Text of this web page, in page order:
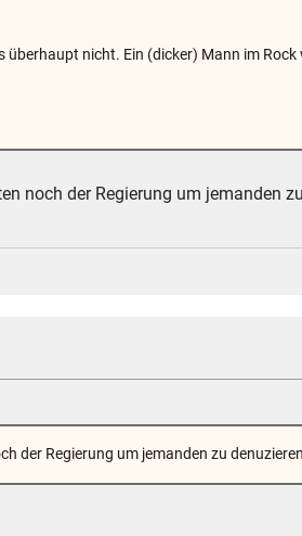
nicht. Ein (dicker) Mann im
noch der Regierung um jemanden
der Regierung um jemanden zu